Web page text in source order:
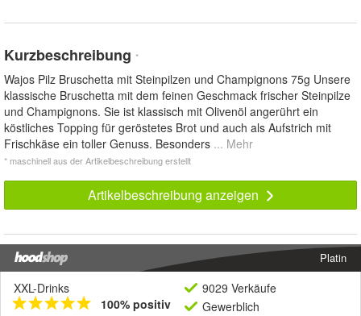
Kurzbeschreibung *
Wajos Pilz Bruschetta mit Steinpilzen und Champignons 75g Unsere
klassische Bruschetta mit dem feinen Geschmack frischer Steinpilze
und Champignons. Sie ist klassisch mit Olivenöl angerührt ein
köstliches Topping für geröstetes Brot und auch als Aufstrich mit
Frischkäse ein toller Genuss. Besonders ... Mehr
* maschinell aus der Artikelbeschreibung erstellt
Artikelbeschreibung anzeigen
Platin
XXL-Drinks
100% positiv
9029 Verkäufe
Gewerblich